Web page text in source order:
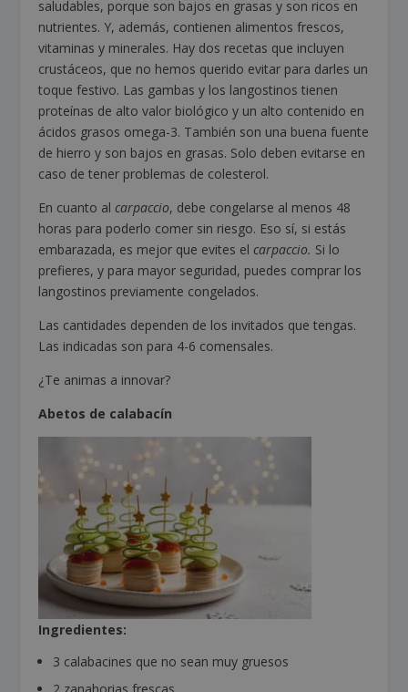
saludables, porque son bajos en grasas y son ricos en
nutrientes. Y, además, contienen alimentos frescos,
vitaminas y minerales. Hay dos recetas que incluyen
crustáceos, que no hemos querido evitar para darles un
toque festivo. Las gambas y los langostinos tienen
proteínas de alto valor biológico y un alto contenido en
ácidos grasos omega-3. También son una buena fuente
de hierro y son bajos en grasas. Solo deben evitarse en
caso de tener problemas de colesterol.
En cuanto alcarpaccio, debe congelarse al menos 48
horas para poderlo comer sin riesgo. Eso sí, si estás
embarazada, es mejor que evites elcarpaccio. Si lo
prefieres, y para mayor seguridad, puedes comprar los
langostinos previamente congelados.
Las cantidades dependen de los invitados que tengas.
Las indicadas son para 4-6 comensales.
¿Te animas a innovar?
Abetos de calabacín
Ingredientes:
3 calabacines que no sean muy gruesos